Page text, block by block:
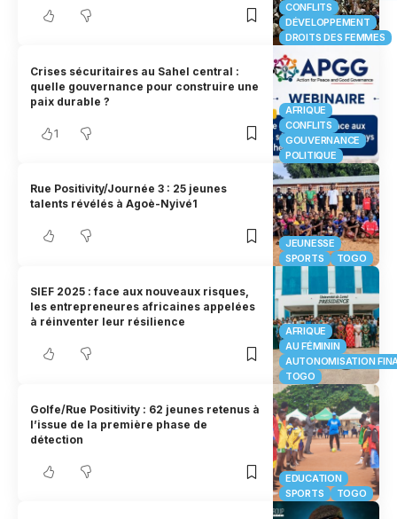
CONFLITS
DÉVELOPPEMENT
DROITS DES FEMMES
AFRIQUE
CONFLITS
GOUVERNANCE
POLITIQUE
Crises sécuritaires au Sahel central :
quelle gouvernance pour construire une
paix durable ?
1
JEUNESSE
SPORTS
TOGO
Rue Positivity/Journée 3 : 25 jeunes
talents révélés à Agoè-Nyivé1
AFRIQUE
AU FÉMININ
AUTONOMISATION
TOGO
SIEF 2025 : face aux nouveaux risques,
les entrepreneures africaines appelées
à réinventer leur résilience
EDUCATION
SPORTS
TOGO
Golfe/Rue Positivity : 62 jeunes retenus à
l’issue de la première phase de
détection